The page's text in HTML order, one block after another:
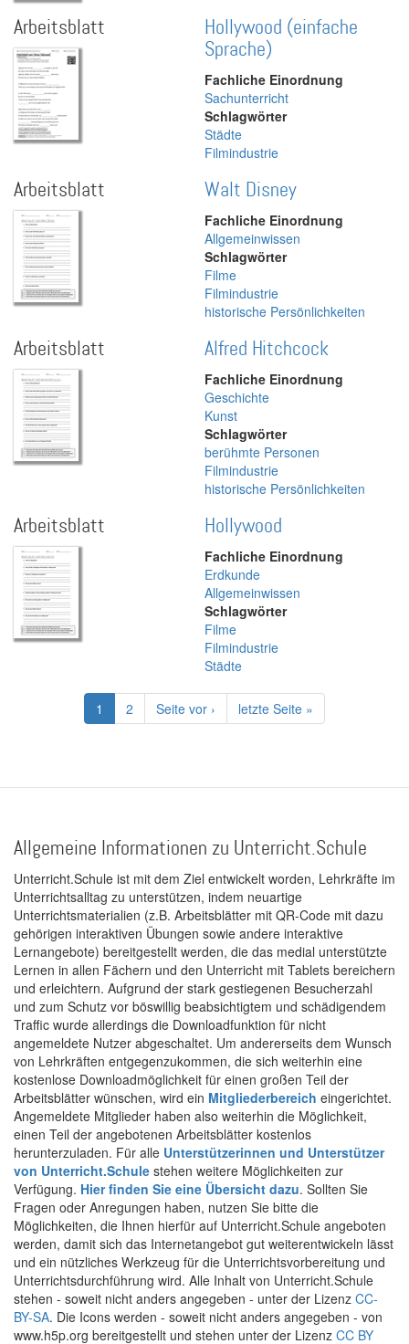
Arbeitsblatt
Hollywood (einfache
Sprache)
Fachliche Einordnung
Sachunterricht
Schlagwörter
Städte
Filmindustrie
Arbeitsblatt Walt Disney
Fachliche Einordnung
Allgemeinwissen
Schlagwörter
Filme
Filmindustrie
historische Persönlichkeiten
Arbeitsblatt Alfred Hitchcock
Fachliche Einordnung
Geschichte
Kunst
Schlagwörter
berühmte Personen
Filmindustrie
historische Persönlichkeiten
Arbeitsblatt Hollywood
Fachliche Einordnung
Erdkunde
Allgemeinwissen
Schlagwörter
Filme
Filmindustrie
Städte
Seitennummerierung
Aktuelle
Seite
1 Page
2
Nächste
Seite
Seite vor ›
Letzte
Seite
letzte Seite »
Allgemeine Informationen zu Unterricht.Schule
Unterricht.Schule ist mit dem Ziel entwickelt worden, Lehrkräfte im
Unterrichtsalltag zu unterstützen, indem neuartige
Unterrichtsmaterialien (z.B. Arbeitsblätter mit QR-Code mit dazu
gehörigen interaktiven Übungen sowie andere interaktive
Lernangebote) bereitgestellt werden, die das medial unterstützte
Lernen in allen Fächern und den Unterricht mit Tablets bereichern
und erleichtern. Aufgrund der stark gestiegenen Besucherzahl
und zum Schutz vor böswillig beabsichtigtem und schädigendem
Traffic wurde allerdings die Downloadfunktion für nicht
angemeldete Nutzer abgeschaltet. Um andererseits dem Wunsch
von Lehrkräften entgegenzukommen, die sich weiterhin eine
kostenlose Downloadmöglichkeit für einen großen Teil der
Arbeitsblätter wünschen, wird ein Mitgliederbereich eingerichtet.
Angemeldete Mitglieder haben also weiterhin die Möglichkeit,
einen Teil der angebotenen Arbeitsblätter kostenlos
herunterzuladen. Für alle Unterstützerinnen und Unterstützer
von Unterricht.Schule stehen weitere Möglichkeiten zur
Verfügung. Hier finden Sie eine Übersicht dazu. Sollten Sie
Fragen oder Anregungen haben, nutzen Sie bitte die
Möglichkeiten, die Ihnen hierfür auf Unterricht.Schule angeboten
werden, damit sich das Internetangebot gut weiterentwickeln lässt
und ein nützliches Werkzeug für die Unterrichtsvorbereitung und
Unterrichtsdurchführung wird. Alle Inhalt von Unterricht.Schule
stehen - soweit nicht anders angegeben - unter der Lizenz CC-
BY-SA. Die Icons werden - soweit nicht anders angegeben - von
www.h5p.org bereitgestellt und stehen unter der Lizenz CC BY